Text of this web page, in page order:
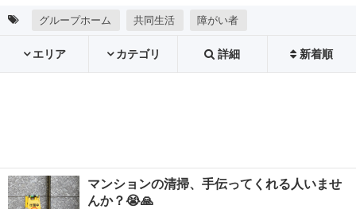
グループホーム 共同生活 障がい者
エリア カテゴリ 詳細 新着順
マンションの清掃、手伝ってくれる人いませ
んか？😭🙏